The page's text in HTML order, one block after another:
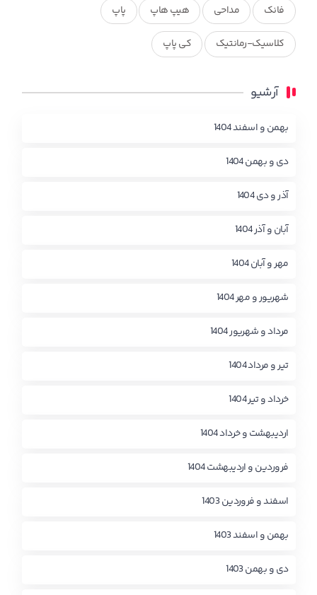
فانک مداحی هیپ هاپ پاپ
کلاسیک-رمانتیک کی پاپ
آرشیو
بهمن و اسفند 1404
دی و بهمن 1404
آذر و دی 1404
آبان و آذر 1404
مهر و آبان 1404
شهریور و مهر 1404
مرداد و شهریور 1404
تیر و مرداد 1404
خرداد و تیر 1404
اردیبهشت و خرداد 1404
فروردین و اردیبهشت 1404
اسفند و فروردین 1403
بهمن و اسفند 1403
دی و بهمن 1403